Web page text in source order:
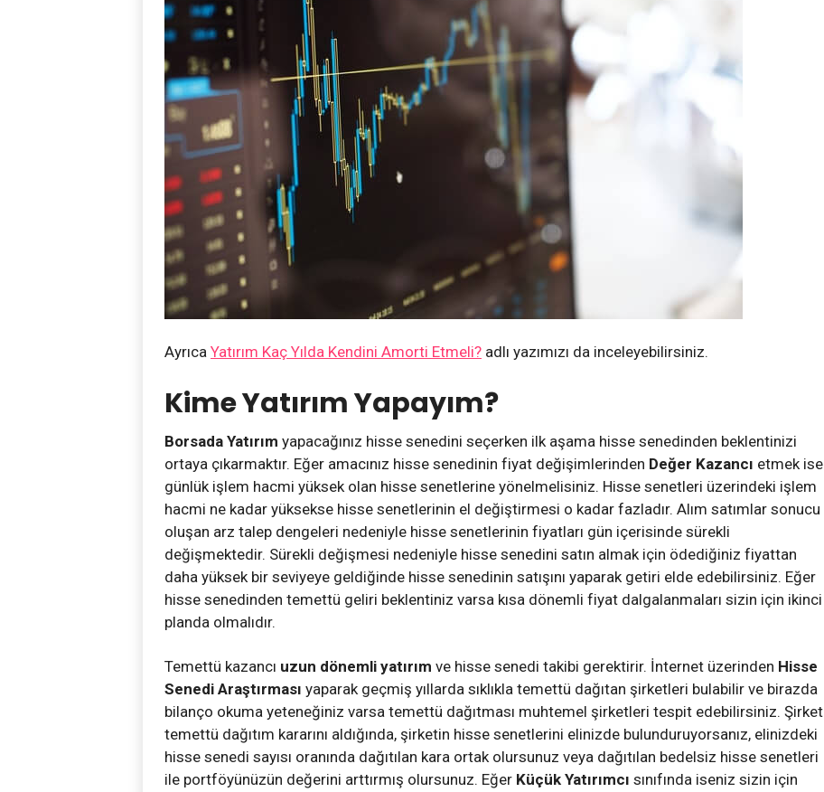
Ayrıca Yatırım Kaç Yılda Kendini Amorti Etmeli? adlı yazımızı da inceleyebilirsiniz.
Kime Yatırım Yapayım?
Borsada Yatırım yapacağınız hisse senedini seçerken ilk aşama hisse senedinden beklentinizi
ortaya çıkarmaktır. Eğer amacınız hisse senedinin fiyat değişimlerinden Değer Kazancı etmek ise
günlük işlem hacmi yüksek olan hisse senetlerine yönelmelisiniz. Hisse senetleri üzerindeki işlem
hacmi ne kadar yüksekse hisse senetlerinin el değiştirmesi o kadar fazladır. Alım satımlar sonucu
oluşan arz talep dengeleri nedeniyle hisse senetlerinin fiyatları gün içerisinde sürekli
değişmektedir. Sürekli değişmesi nedeniyle hisse senedini satın almak için ödediğiniz fiyattan
daha yüksek bir seviyeye geldiğinde hisse senedinin satışını yaparak getiri elde edebilirsiniz. Eğer
hisse senedinden temettü geliri beklentiniz varsa kısa dönemli fiyat dalgalanmaları sizin için ikinci
planda olmalıdır.
Temettü kazancı uzun dönemli yatırım ve hisse senedi takibi gerektirir. İnternet üzerinden Hisse
Senedi Araştırması yaparak geçmiş yıllarda sıklıkla temettü dağıtan şirketleri bulabilir ve birazda
bilanço okuma yeteneğiniz varsa temettü dağıtması muhtemel şirketleri tespit edebilirsiniz. Şirket
temettü dağıtım kararını aldığında, şirketin hisse senetlerini elinizde bulunduruyorsanız, elinizdeki
hisse senedi sayısı oranında dağıtılan kara ortak olursunuz veya dağıtılan bedelsiz hisse senetleri
ile portföyünüzün değerini arttırmış olursunuz. Eğer Küçük Yatırımcı sınıfında iseniz sizin için